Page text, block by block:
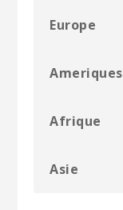
Europe
Ameriques
Afrique
Asie